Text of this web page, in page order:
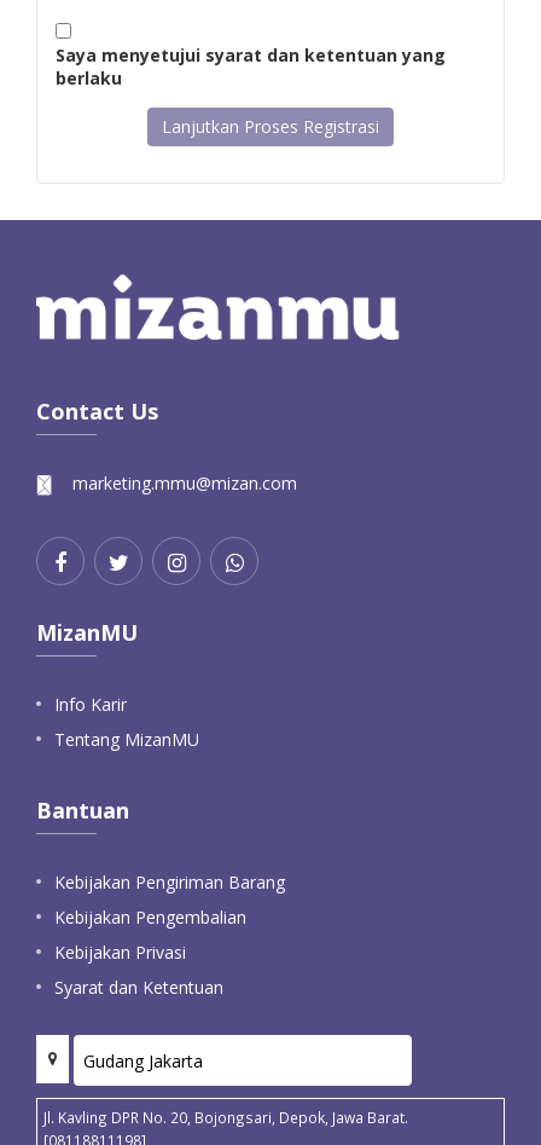
Saya menyetujui syarat dan ketentuan yang
berlaku
Lanjutkan Proses Registrasi
Contact Us
marketing.mmu@mizan.com
MizanMU
Info Karir
Tentang MizanMU
Bantuan
Kebijakan Pengiriman Barang
Kebijakan Pengembalian
Kebijakan Privasi
Syarat dan Ketentuan
Jl. Kavling DPR No. 20, Bojongsari, Depok, Jawa Barat.
[08118811198]